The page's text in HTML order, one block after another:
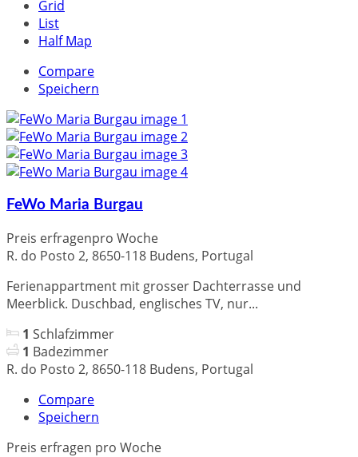
Grid
List
Half Map
Compare
Speichern
FeWo Maria Burgau
Preis erfragenpro Woche
R. do Posto 2, 8650-118 Budens, Portugal
Ferienappartment mit grosser Dachterrasse und
Meerblick. Duschbad, englisches TV, nur...
1 Schlafzimmer
1 Badezimmer
R. do Posto 2, 8650-118 Budens, Portugal
Compare
Speichern
Preis erfragen pro Woche